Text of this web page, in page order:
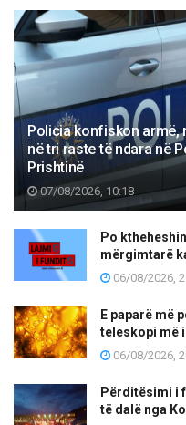
Policia konfiskon armë,
në tri raste të ndara në
Prishtinë
07/08/2026, 10:18
Po
mërgimtarë
06/08/2026,
E paparë më
teleskopi më
06/08/2026,
Përditësimi i
të dalë nga